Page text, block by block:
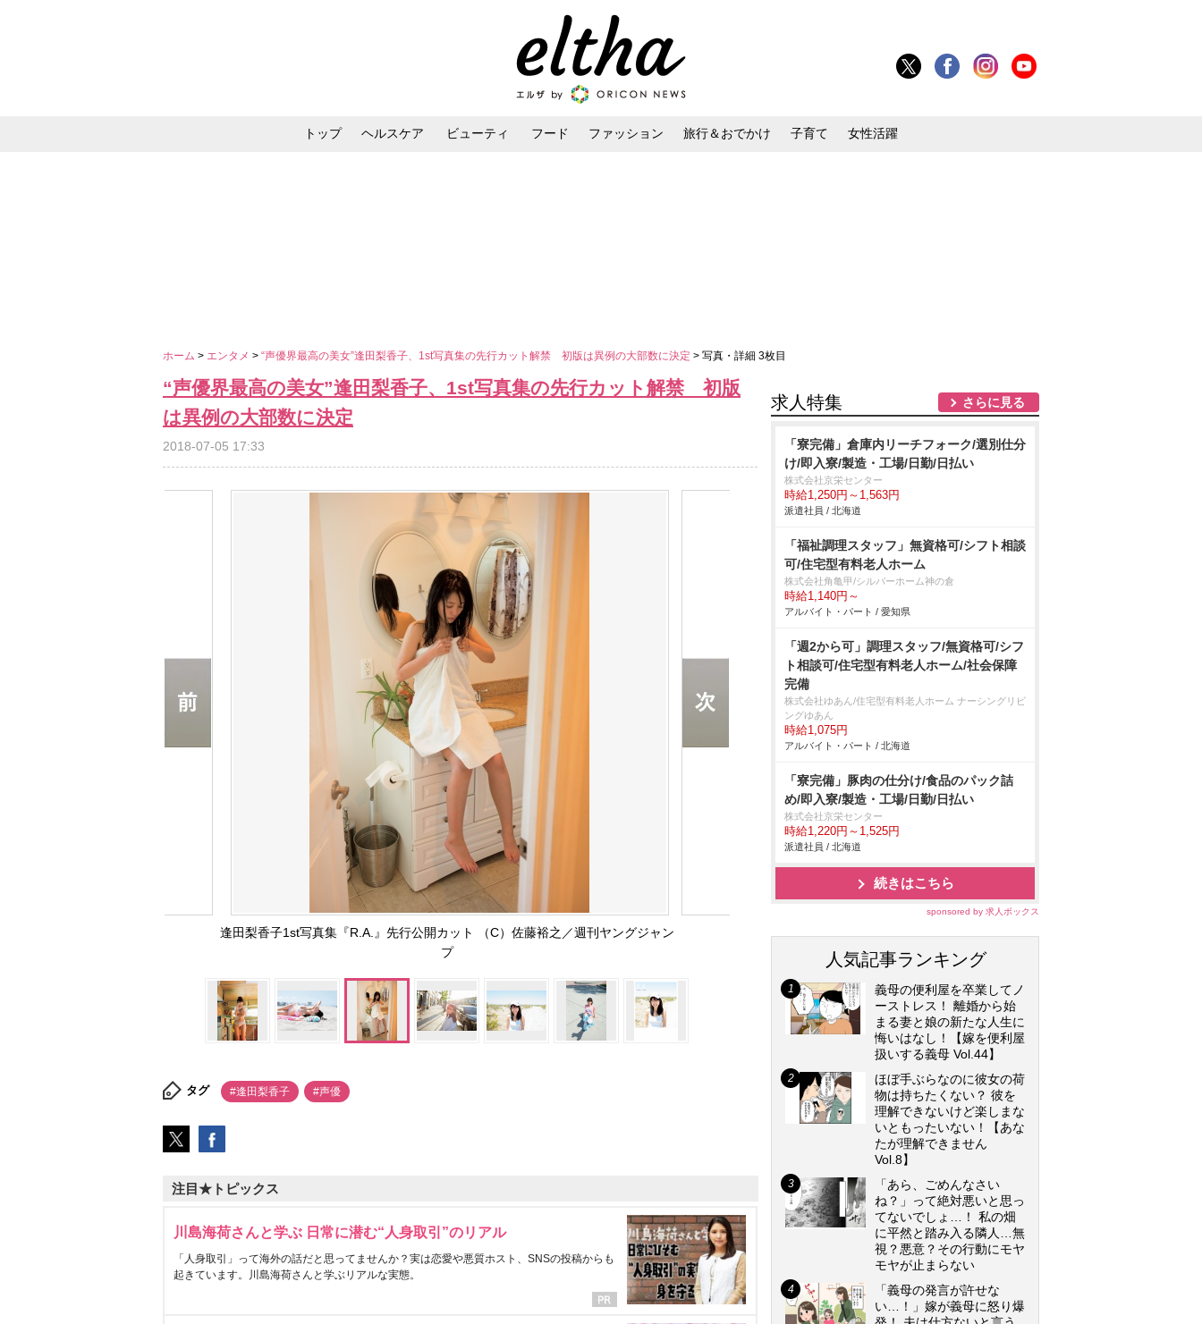
トップ ヘルスケア ビューティ フード ファッション 旅行＆おでかけ 子育て 女性活躍
ホーム > エンタメ > “声優界最高の美女”逢田梨香子、1st写真集の先行カット解禁 初版は異例の大部数に決定 > 写真・詳細 3枚目
“声優界最高の美女”逢田梨香子、1st写真集の先行カット解禁 初版
は異例の大部数に決定
2018-07-05 17:33
逢田梨香子1st写真集『R.A.』先行公開カット （C）佐藤裕之／週刊ヤングジャン
プ
タグ #逢田梨香子 #声優
注目★トピックス
川島海荷さんと学ぶ 日常に潜む“人身取引”のリアル
「人身取引」って海外の話だと思ってませんか？実は恋愛や悪質ホスト、SNSの投稿からも
起きています。川島海荷さんと学ぶリアルな実態。
求人特集 さらに見る
「寮完備」倉庫内リーチフォーク/選別仕分
け/即入寮/製造・工場/日勤/日払い
株式会社京栄センター
時給1,250円～1,563円
派遣社員 / 北海道
「福祉調理スタッフ」無資格可/シフト相談
可/住宅型有料老人ホーム
株式会社角亀甲/シルバーホーム神の倉
時給1,140円～
アルバイト・パート / 愛知県
「週2から可」調理スタッフ/無資格可/シフ
ト相談可/住宅型有料老人ホーム/社会保障
完備
株式会社ゆあん/住宅型有料老人ホーム ナーシングリビ
ングゆあん
時給1,075円
アルバイト・パート / 北海道
「寮完備」豚肉の仕分け/食品のパック詰
め/即入寮/製造・工場/日勤/日払い
株式会社京栄センター
時給1,220円～1,525円
派遣社員 / 北海道
続きはこちら
sponsored by 求人ボックス
人気記事ランキング
義母の便利屋を卒業してノ
ーストレス！ 離婚から始
まる妻と娘の新たな人生に
悔いはなし！【嫁を便利屋
扱いする義母 Vol.44】
ほぼ手ぶらなのに彼女の荷
物は持ちたくない？ 彼を
理解できないけど楽しまな
いともったいない！【あな
たが理解できません
Vol.8】
「あら、ごめんなさい
ね？」って絶対悪いと思っ
てないでしょ…！ 私の畑
に平然と踏み入る隣人…無
視？悪意？その行動にモヤ
モヤが止まらない
「義母の発言が許せな
い…！」嫁が義母に怒り爆